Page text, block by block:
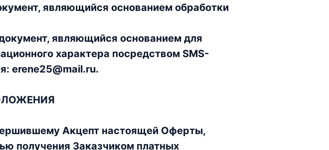
являющийся основанием обработки
являющийся основанием для
характера посредством SMS-
erene25@mail.ru.
Акцепт настоящей Оферты,
получения Заказчиком платных